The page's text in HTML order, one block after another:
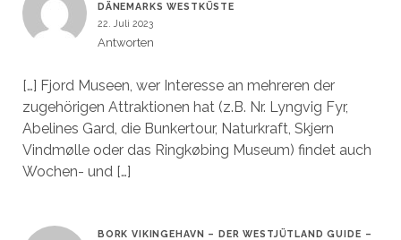
DÄNEMARKS WESTKÜSTE
22. Juli 2023
Antworten
[…] Fjord Museen, wer Interesse an mehreren der
zugehörigen Attraktionen hat (z.B. Nr. Lyngvig Fyr,
Abelines Gard, die Bunkertour, Naturkraft, Skjern
Vindmølle oder das Ringkøbing Museum) findet auch
Wochen- und […]
BORK VIKINGEHAVN – DER WESTJÜTLAND GUIDE –